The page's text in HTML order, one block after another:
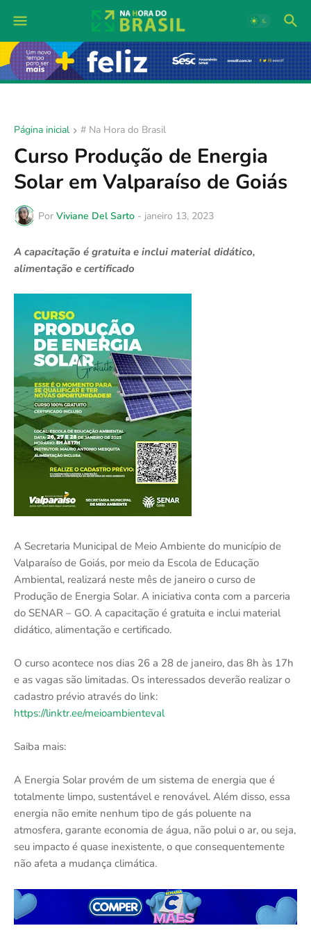
Página inicial # Na Hora do Brasil
Curso Produção de Energia
Solar em Valparaíso de Goiás
Por Viviane Del Sarto - janeiro 13, 2023
A capacitação é gratuita e inclui material didático,
alimentação e certificado
A Secretaria Municipal de Meio Ambiente do município de
Valparaíso de Goiás, por meio da Escola de Educação
Ambiental, realizará neste mês de janeiro o curso de
Produção de Energia Solar. A iniciativa conta com a parceria
do SENAR – GO. A capacitação é gratuita e inclui material
didático, alimentação e certificado.
O curso acontece nos dias 26 a 28 de janeiro, das 8h às 17h
e as vagas são limitadas. Os interessados deverão realizar o
cadastro prévio através do link:
https://linktr.ee/meioambienteval
Saiba mais:
A Energia Solar provém de um sistema de energia que é
totalmente limpo, sustentável e renovável. Além disso, essa
energia não emite nenhum tipo de gás poluente na
atmosfera, garante economia de água, não polui o ar, ou seja,
seu impacto é quase inexistente, o que consequentemente
não afeta a mudança climática.